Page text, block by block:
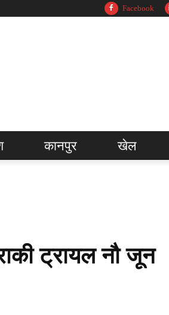
Facebook
कानपुर खेल
ट्रायल नौ जून